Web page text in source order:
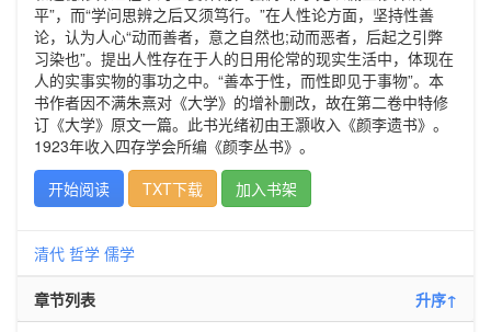
平”，而“学问思辨之后又须笃行。”在人性论方面，坚持性善
论，认为人心“动而善者，意之自然也;动而恶者，后起之引弊
习染也”。提出人性存在于人的日用伦常的现实生活中，体现在
人的实事实物的事功之中。“善本于性，而性即见于事物”。本
书作者因不满朱熹对《大学》的增补删改，故在第二卷中特修
订《大学》原文一篇。此书光绪初由王灏收入《颜李遗书》。
1923年收入四存学会所编《颜李丛书》。
开始阅读
TXT下载 加入书架
清代 哲学 儒学
章节列表 升序↑